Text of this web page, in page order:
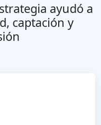
ayudó a
captación y